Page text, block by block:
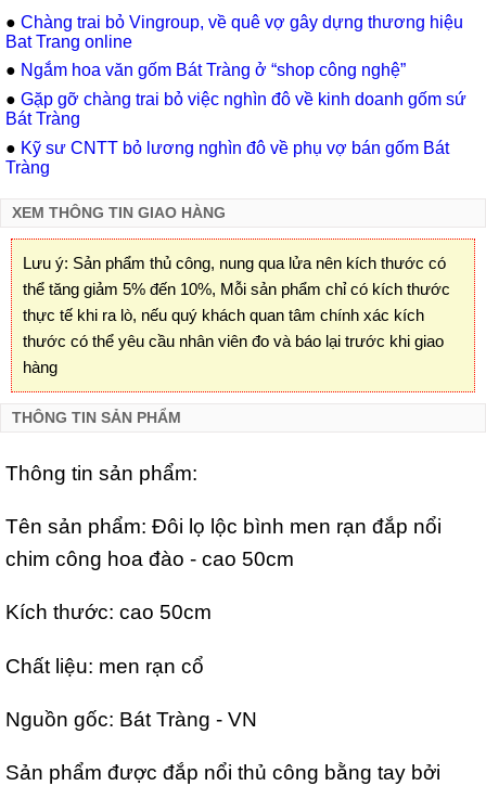
● Chàng trai bỏ Vingroup, về quê vợ gây dựng thương hiệu
Bat Trang online
● Ngắm hoa văn gốm Bát Tràng ở “shop công nghệ”
● Gặp gỡ chàng trai bỏ việc nghìn đô về kinh doanh gốm sứ
Bát Tràng
● Kỹ sư CNTT bỏ lương nghìn đô về phụ vợ bán gốm Bát
Tràng
XEM THÔNG TIN GIAO HÀNG
Lưu ý: Sản phẩm thủ công, nung qua lửa nên kích thước có
thể tăng giảm 5% đến 10%, Mỗi sản phẩm chỉ có kích thước
thực tế khi ra lò, nếu quý khách quan tâm chính xác kích
thước có thể yêu cầu nhân viên đo và báo lại trước khi giao
hàng
THÔNG TIN SẢN PHẨM
Thông tin sản phẩm:
Tên sản phẩm: Đôi lọ lộc bình men rạn đắp nổi
chim công hoa đào - cao 50cm
Kích thước: cao 50cm
Chất liệu: men rạn cổ
Nguồn gốc: Bát Tràng - VN
Sản phẩm được đắp nổi thủ công bằng tay bởi